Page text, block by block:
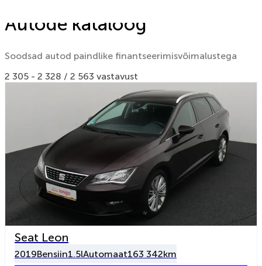
Autode kataloog
Soodsad autod paindlike finantseerimisvõimalustega
2 305 - 2 328 / 2 563 vastavust
Seat Leon
2019Bensiin1.5lAutomaat163 342km